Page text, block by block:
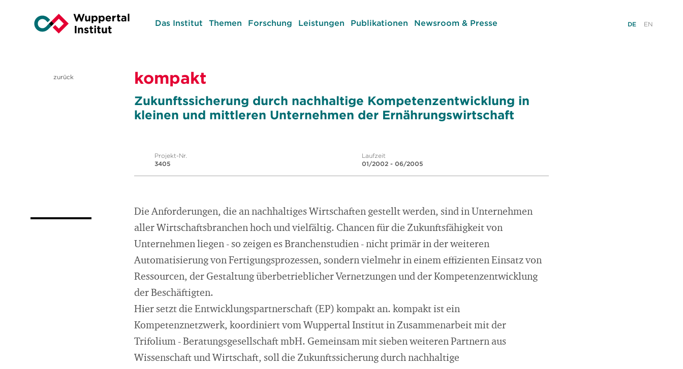
Das Institut Themen Forschung Leistungen Publikationen Newsroom & Presse DE EN
zurück kompakt
Zukunftssicherung durch nachhaltige Kompetenzentwicklung in
kleinen und mittleren Unternehmen der Ernährungswirtschaft
Projekt-Nr.
3405
Laufzeit
01/2002 - 06/2005
Die Anforderungen, die an nachhaltiges Wirtschaften gestellt werden, sind in Unternehmen
aller Wirtschaftsbranchen hoch und vielfältig. Chancen für die Zukunftsfähigkeit von
Unternehmen liegen - so zeigen es Branchenstudien - nicht primär in der weiteren
Automatisierung von Fertigungsprozessen, sondern vielmehr in einem effizienten Einsatz von
Ressourcen, der Gestaltung überbetrieblicher Vernetzungen und der Kompetenzentwicklung
der Beschäftigten.
Hier setzt die Entwicklungspartnerschaft (EP) kompakt an. kompakt ist ein
Kompetenznetzwerk, koordiniert vom Wuppertal Institut in Zusammenarbeit mit der
Trifolium - Beratungsgesellschaft mbH. Gemeinsam mit sieben weiteren Partnern aus
Wissenschaft und Wirtschaft, soll die Zukunftssicherung durch nachhaltige